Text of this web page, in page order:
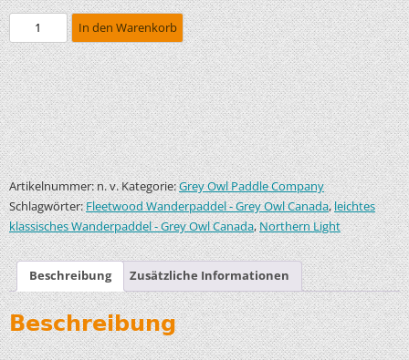
In den Warenkorb
Artikelnummer:n. v. Kategorie:Grey Owl Paddle Company
Schlagwörter:Fleetwood Wanderpaddel - Grey Owl Canada,leichtes
klassisches Wanderpaddel - Grey Owl Canada,Northern Light
Beschreibung Zusätzliche Informationen
Beschreibung